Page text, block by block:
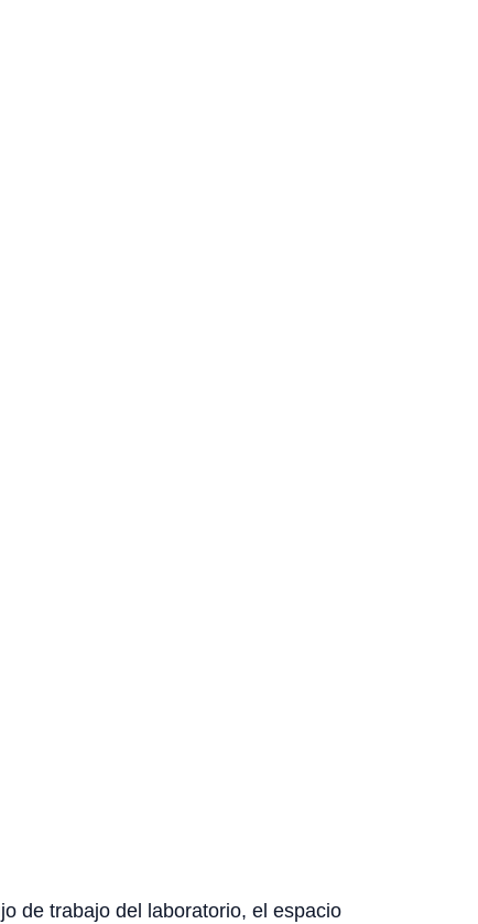
de trabajo del laboratorio, el espacio